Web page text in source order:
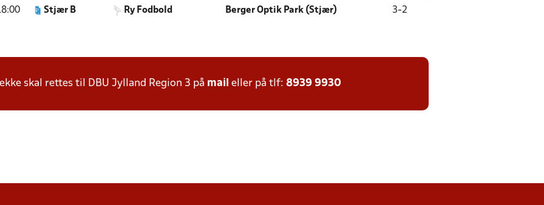
Stjær B Ry Fodbold Berger Optik Park (Stjær) 3-2
skal rettes til DBU Jylland Region 3 på mail eller på tlf: 8939 9930